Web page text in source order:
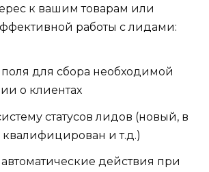
к вашим товарам или
работы с лидами:
поля для сбора необходимой
о клиентах
статусов лидов (новый, в
квалифицирован и т.д.)
действия при